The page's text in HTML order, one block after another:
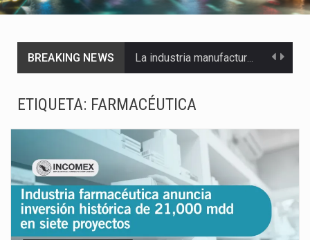
BREAKING NEWS La industria manufacturera de exportación afiliada a Index en Nuevo León ha alcanzado hasta 10%…
El Gobierno de Estados Unidos ha procesado la devolución de aproximadamente 100,000 millones de dólares…
ETIQUETA: FARMACÉUTICA